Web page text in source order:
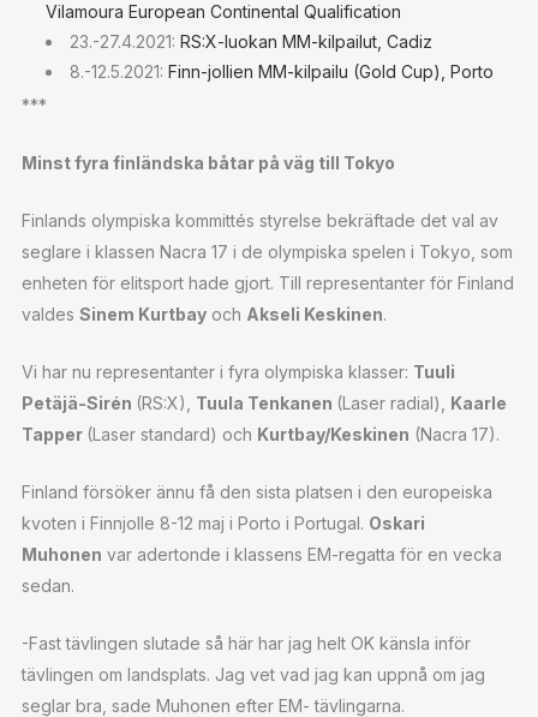
Vilamoura European Continental Qualification
23.-27.4.2021: RS:X-luokan MM-kilpailut, Cadiz
8.-12.5.2021: Finn-jollien MM-kilpailu (Gold Cup), Porto
***
Minst fyra finländska båtar på väg till Tokyo
Finlands olympiska kommittés styrelse bekräftade det val av
seglare i klassen Nacra 17 i de olympiska spelen i Tokyo, som
enheten för elitsport hade gjort. Till representanter för Finland
valdes Sinem Kurtbayoch Akseli Keskinen.
Vi har nu representanter i fyra olympiska klasser: Tuuli
Petäjä-Sirén (RS:X), Tuula Tenkanen (Laser radial), Kaarle
Tapper (Laser standard) och Kurtbay/Keskinen (Nacra 17).
Finland försöker ännu få den sista platsen i den europeiska
kvoten i Finnjolle 8-12 maj i Porto i Portugal. Oskari
Muhonen var adertonde i klassens EM-regatta för en vecka
sedan.
-Fast tävlingen slutade så här har jag helt OK känsla inför
tävlingen om landsplats. Jag vet vad jag kan uppnå om jag
seglar bra, sade Muhonen efter EM- tävlingarna.